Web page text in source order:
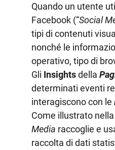
Quando un utente
Facebook (“Social
tipi di contenuti
nonché le
operativo, tipo di
Gli Insightsdella
determinati eventi
interagiscono con le
Come illustrato nella
Media raccoglie e
raccolta di dati